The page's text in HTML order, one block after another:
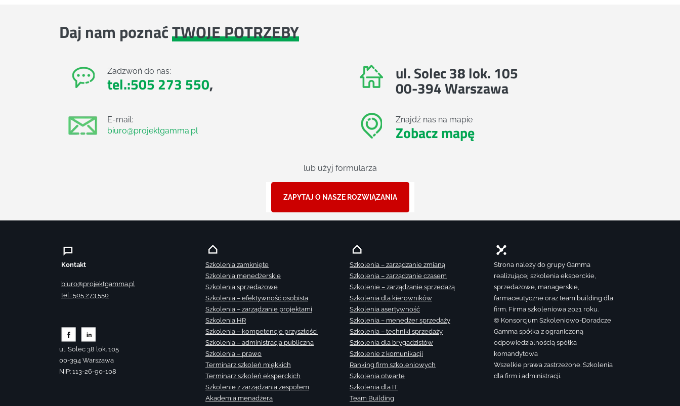
Daj nam poznaćTWOJE POTRZEBY
Zadzwoń do nas:
tel.:505 273 550,
E-mail:
biuro@projektgamma.pl
ul. Solec 38 lok. 105
00-394 Warszawa
Znajdź nas na mapie
Zobacz mapę
lub użyj formularza
ZAPYTAJ O NASZE ROZWIĄZANIA
Kontakt
biuro@projektgamma.pl
tel.: 505 273 550
ul. Solec 38 lok. 105
00-394 Warszawa
NIP: 113-26-90-108
Szkolenia zamknięte
Szkolenia menedżerskie
Szkolenia sprzedażowe
Szkolenia – efektywność osobista
Szkolenia – zarządzanie projektami
Szkolenia HR
Szkolenia – kompetencje przyszłości
Szkolenia – administracja publiczna
Szkolenia – prawo
Terminarz szkoleń miękkich
Terminarz szkoleń eksperckich
Szkolenie z zarządzania zespołem
Akademia menadżera
Szkolenia – zarządzanie zmianą
Szkolenia – zarządzanie czasem
Szkolenie – zarządzanie sprzedażą
Szkolenia dla kierowników
Szkolenia asertywność
Szkolenia – menedżer sprzedaży
Szkolenia – techniki sprzedaży
Szkolenia dla brygadzistów
Szkolenie z komunikacji
Ranking firm szkoleniowych
Szkolenia otwarte
Szkolenia dla IT
Team Building
Strona należy do grupy Gamma
realizującej szkolenia eksperckie,
sprzedażowe, managerskie,
farmaceutyczne oraz team building dla
firm. Firma szkoleniowa 2021 roku.
© Konsorcjum Szkoleniowo-Doradcze
Gamma spółka z ograniczoną
odpowiedzialnością spółka
komandytowa
Wszelkie prawa zastrzeżone. Szkolenia
dla firm i administracji.